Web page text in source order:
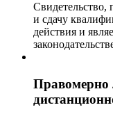
и сдачу
действия и
Правомерно